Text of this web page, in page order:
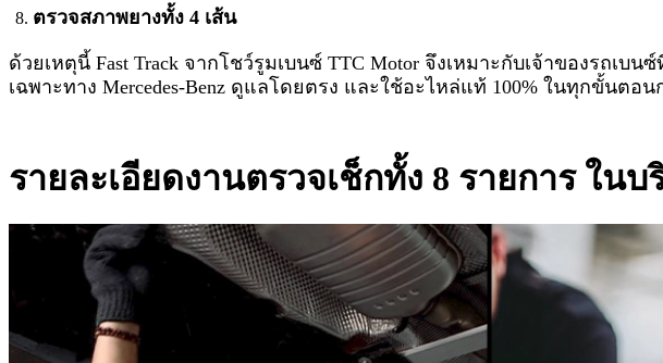
ตรวจสภาพยางทั้ง 4 เส้น
ด้วยเหตุนี้ Fast Track จากโชว์รูมเบนซ์ TTC Motor จึงเหมาะกับเจ้าของรถ
เฉพาะทาง Mercedes-Benz ดูแลโดยตรง และใช้อะไหล่แท้ 100% ในทุกขั้นตอน
รายละเอียดงานตรวจเช็กทั้ง 8 รายการ ในบ